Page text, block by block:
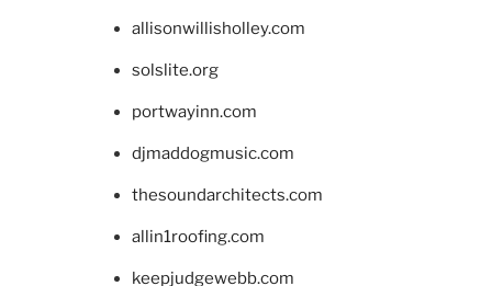
allisonwillisholley.com
solslite.org
portwayinn.com
djmaddogmusic.com
thesoundarchitects.com
allin1roofing.com
keepjudgewebb.com